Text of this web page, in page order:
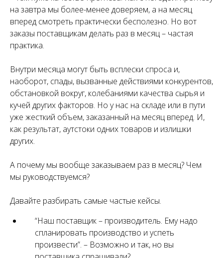
на завтра мы более-менее доверяем, а на месяц
вперед смотреть практически бесполезно. Но вот
заказы поставщикам делать раз в месяц – частая
практика.
Внутри месяца могут быть всплески спроса и,
наоборот, спады, вызванные действиями конкурентов,
обстановкой вокруг, колебаниями качества сырья и
кучей других факторов. Но у нас на складе или в пути
уже жесткий объем, заказанный на месяц вперед. И,
как результат, аутстоки одних товаров и излишки
других.
А почему мы вообще заказываем раз в месяц? Чем
мы руководствуемся?
Давайте разбирать самые частые кейсы.
“Наш поставщик – производитель. Ему надо
спланировать производство и успеть
произвести”. – Возможно и так, но вы